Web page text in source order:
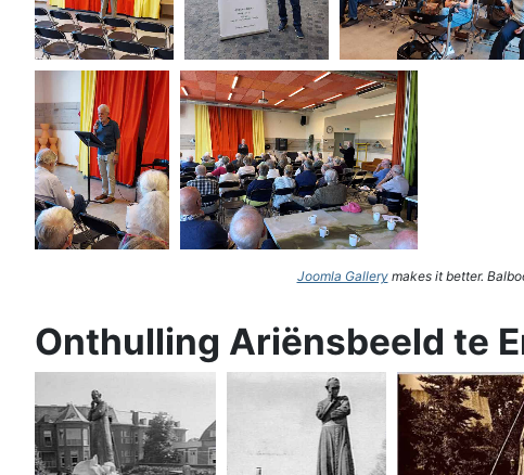
Joomla Gallerymakes it better.
Onthulling Ariënsbeeld te